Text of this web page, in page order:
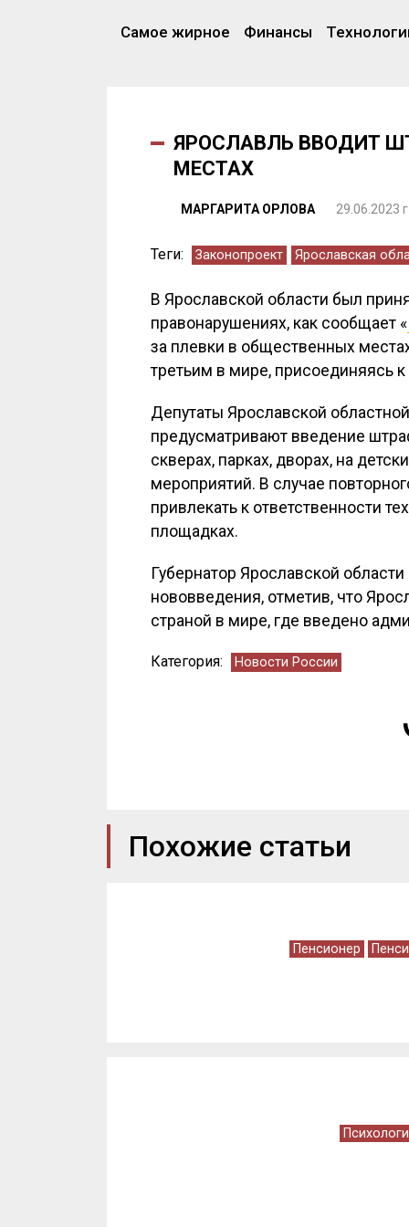
Самое жирное Финансы
ЯРОСЛАВЛЬ ВВОДИТ
МЕСТАХ
МАРГАРИТА ОРЛОВА 29.06.2023
Теги: Законопроект Ярославская
В Ярославской области был
правонарушениях, как сообщает «
за плевки в общественных
третьим в мире, присоединяясь к
Депутаты Ярославской
предусматривают введение
скверах, парках, дворах, на
мероприятий. В случае
привлекать к ответственности
площадках.
Губернатор Ярославской
нововведения, отметив, что
страной в мире, где введено
Категория: Новости России
Похожие статьи
Пенсионер